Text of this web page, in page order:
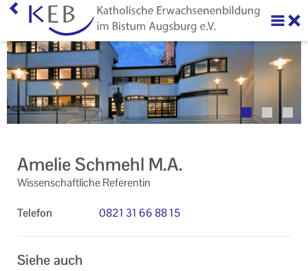
Amelie Schmehl M.A.
Wissenschaftliche Referentin
Telefon 0821 31 66 88 15
Siehe auch
Home
Über uns
Neuigkeiten
Ihr Kontakt zu uns
Datenschutzerklärung
Impressum